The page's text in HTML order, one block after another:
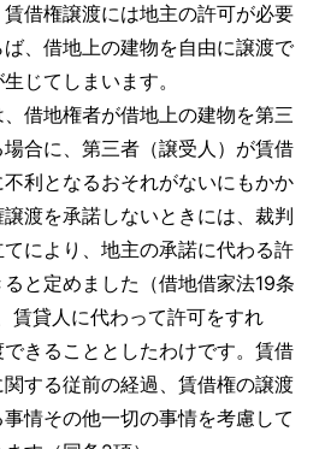
借権譲渡には地主の許可が必要
、借地上の建物を自由に譲渡で
じてしまいます。
借地権者が借地上の建物を第三
合に、第三者（譲受人）が賃借
利となるおそれがないにもかか
渡を承諾しないときには、裁判
により、地主の承諾に代わる許
と定めました（借地借家法19条
賃貸人に代わって許可をすれ
きることとしたわけです。賃借
する従前の経過、賃借権の譲渡
情その他一切の事情を考慮して